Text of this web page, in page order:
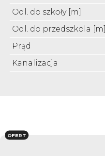
Odl. do szkoły [m]
Odl. do przedszkola [m]
Prąd
Kanalizacja
OFERT